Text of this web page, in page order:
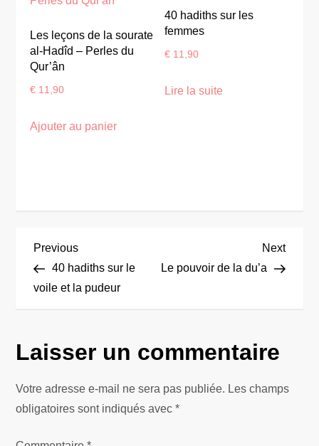
Les leçons de la sourate
al-Hadîd – Perles du
Qur’ân
€ 11,90
Ajouter au panier
40 hadiths sur les
femmes
€ 11,90
Lire la suite
N
a
i
g
a
Previous
Post
Previous
40 hadiths sur le
voile et la pudeur
Next
Post
Next
Le pouvoir de la du’a
Laisser un commentaire
Votre adresse e-mail ne sera pas publiée. Les champs
obligatoires sont indiqués avec*